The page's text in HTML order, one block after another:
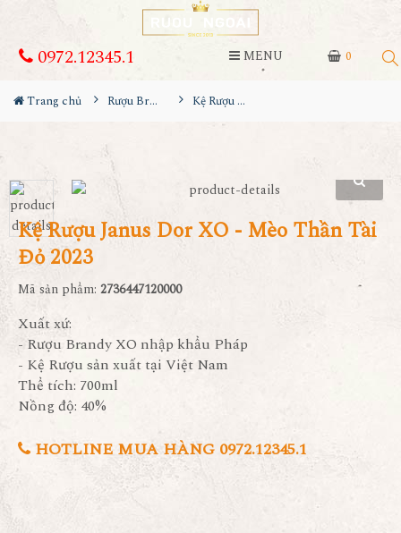
0
0972.12345.1 MENU
Trang chủ Rượu Brandy Kệ Rượu Janus Dor XO - Mèo Thần Tài Đỏ 2023
Kệ Rượu Janus Dor XO - Mèo Thần Tài
Đỏ 2023
Mã sản phẩm: 2736447120000
Xuất xứ:
- Rượu Brandy XO nhập khẩu Pháp
- Kệ Rượu sản xuất tại Việt Nam
Thể tích: 700ml
Nồng độ: 40%
HOTLINE MUA HÀNG 0972.12345.1